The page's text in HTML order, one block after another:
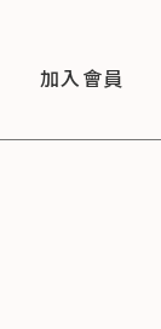
加入會員